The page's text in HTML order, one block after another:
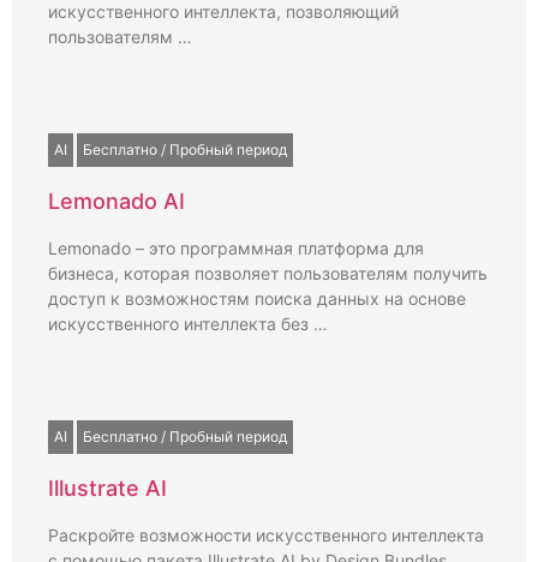
искусственного интеллекта, позволяющий
пользователям …
AI Бесплатно / Пробный период
Lemonado AI
Lemonado – это программная платформа для
бизнеса, которая позволяет пользователям получить
доступ к возможностям поиска данных на основе
искусственного интеллекта без …
AI Бесплатно / Пробный период
Illustrate AI
Раскройте возможности искусственного интеллекта